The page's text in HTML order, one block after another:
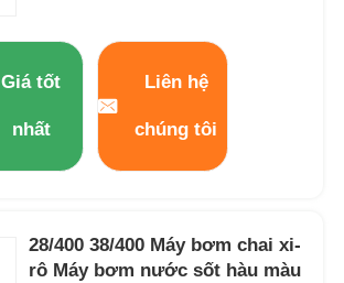
Giá tốt
nhất
Liên hệ
chúng tôi
28/400 38/400 Máy bơm chai xi-
rô Máy bơm nước sốt hàu màu